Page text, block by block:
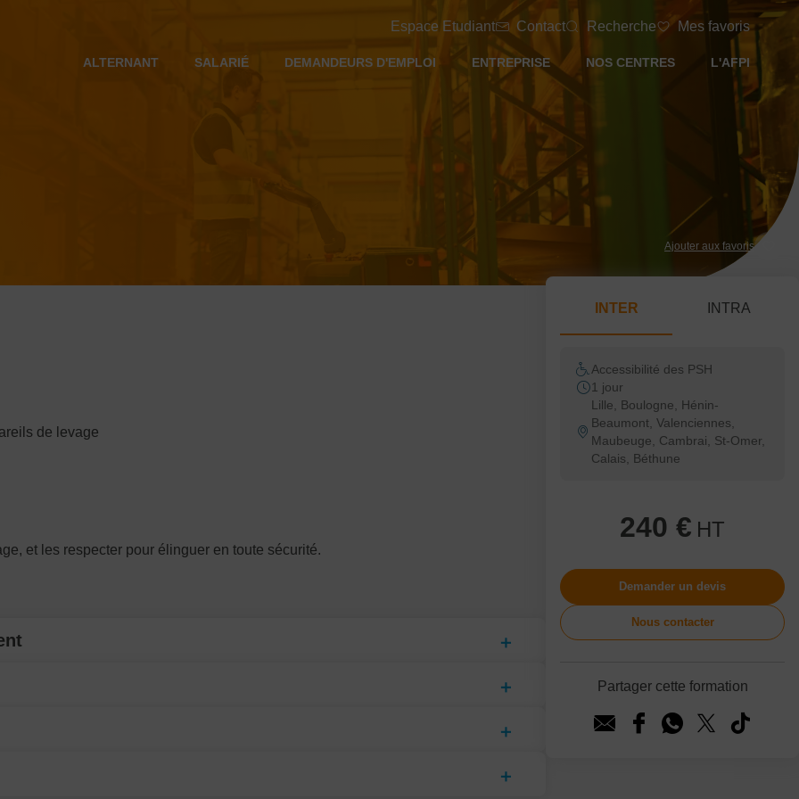
Espace Etudiant Contact Recherche Mes favoris
ALTERNANT SALARIÉ DEMANDEURS D'EMPLOI ENTREPRISE NOS CENTRES L'AFPI
Ajouter aux favoris
de levage
et les respecter pour élinguer en toute sécurité.
INTER INTRA
Accessibilité des PSH
1 jour
Lille, Boulogne, Hénin-
Beaumont, Valenciennes,
Maubeuge, Cambrai, St-Omer,
Calais, Béthune
240 € HT
Demander un devis
Nous contacter
Partager cette formation